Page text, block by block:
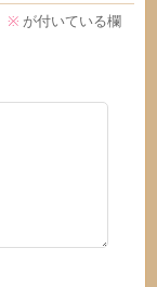
※ が付いている欄